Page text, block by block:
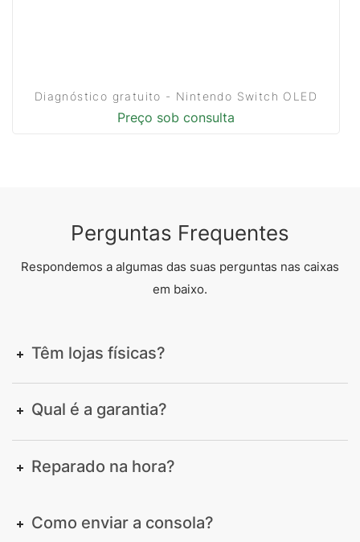
Diagnóstico gratuito - Nintendo Switch OLED
Preço sob consulta
Perguntas Frequentes
Respondemos a algumas das suas perguntas nas caixas
em baixo.
Têm lojas físicas?
Qual é a garantia?
Reparado na hora?
Como enviar a consola?